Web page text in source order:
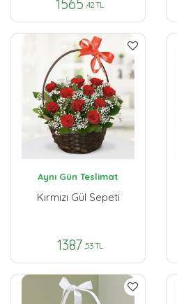
1565 ,42 TL
Aynı Gün Teslimat
Kırmızı Gül Sepeti
1387 ,53 TL